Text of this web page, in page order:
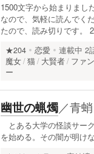
1500文字から始まりまし
なので、気軽に読んでく
たので、読み切りです。
★204 恋愛 連載中 2
魔女 猫 大賢者 ファ
ー
幽世の蝋燭／青蛸
とある大学の怪談サー
を始める。その闇が明け